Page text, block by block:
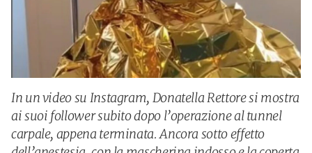
In un video su Instagram, Donatella Rettore si mostra
ai suoi follower subito dopo l’operazione al tunnel
carpale, appena terminata. Ancora sotto effetto